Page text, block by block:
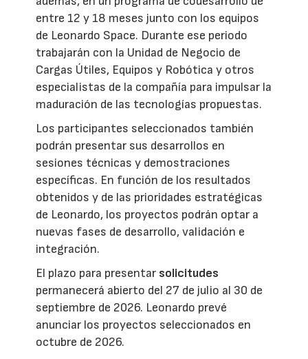
entre 12 y 18 meses junto con los equipos
de Leonardo Space. Durante ese periodo
trabajarán con la Unidad de Negocio de
Cargas Útiles, Equipos y Robótica y otros
especialistas de la compañía para impulsar la
maduración de las tecnologías propuestas.
Los participantes seleccionados también
podrán presentar sus desarrollos en
sesiones técnicas y demostraciones
específicas. En función de los resultados
obtenidos y de las prioridades estratégicas
de Leonardo, los proyectos podrán optar a
nuevas fases de desarrollo, validación e
integración.
El plazo para presentar solicitudes
permanecerá abierto del 27 de julio al 30 de
septiembre de 2026. Leonardo prevé
anunciar los proyectos seleccionados en
octubre de 2026.